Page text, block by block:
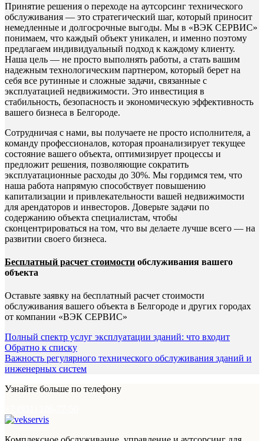
Принятие решения о переходе на аутсорсинг технического
обслуживания — это стратегический шаг, который приносит
немедленные и долгосрочные выгоды. Мы в «ВЭК СЕРВИС»
понимаем, что каждый объект уникален, и именно поэтому
предлагаем индивидуальный подход к каждому клиенту.
Наша цель — не просто выполнять работы, а стать вашим
надежным технологическим партнером, который берет на
себя все рутинные и сложные задачи, связанные с
эксплуатацией недвижимости. Это инвестиция в
стабильность, безопасность и экономическую эффективность
вашего бизнеса в Белгороде.
Сотрудничая с нами, вы получаете не просто исполнителя, а
команду профессионалов, которая проанализирует текущее
состояние вашего объекта, оптимизирует процессы и
предложит решения, позволяющие сократить
эксплуатационные расходы до 30%. Мы гордимся тем, что
наша работа напрямую способствует повышению
капитализации и привлекательности вашей недвижимости
для арендаторов и инвесторов. Доверьте задачи по
содержанию объекта специалистам, чтобы
сконцентрироваться на том, что вы делаете лучше всего — на
развитии своего бизнеса.
Бесплатный расчет стоимости обслуживания вашего
объекта
Оставьте заявку на бесплатный расчет стоимости
обслуживания вашего объекта в Белгороде и других городах
от компании «ВЭК СЕРВИС»
Полный спектр услуг эксплуатации зданий: что входит
Обратно к списку
Важность регулярного технического обслуживания зданий и
инженерных систем
Узнайте больше по телефону